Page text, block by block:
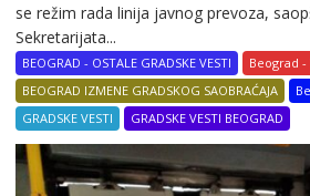
se režim rada linija javnog prevoza,
Sekretarijata...
BEOGRAD - OSTALE GRADSKE VESTI
Beograd
BEOGRAD IZMENE GRADSKOG SAOBRAĆAJA
GRADSKE VESTI
GRADSKE VESTI BEOGRAD